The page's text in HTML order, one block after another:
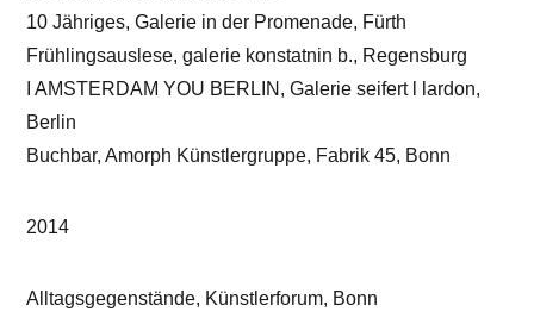
10 Jähriges, Galerie in der Promenade, Fürth
Frühlingsauslese, galerie konstatnin b., Regensburg
I AMSTERDAM YOU BERLIN, Galerie seifert l lardon,
Berlin
Buchbar, Amorph Künstlergruppe, Fabrik 45, Bonn
2014
Alltagsgegenstände, Künstlerforum, Bonn